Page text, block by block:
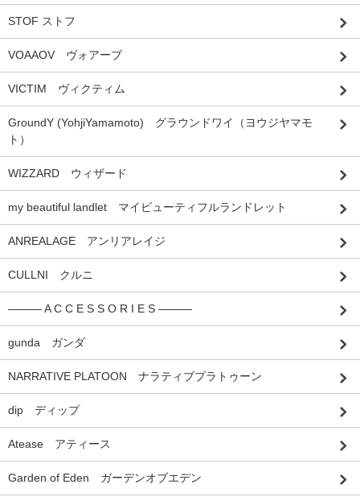
STOF ストフ
VOAAOV ヴォアーブ
VICTIM ヴィクティム
GroundY (YohjiYamamoto) グラウンドワイ（ヨウジヤマモ
ト）
WIZZARD ウィザード
my beautiful landlet マイビューティフルランドレット
ANREALAGE アンリアレイジ
CULLNI クルニ
――― A C C E S S O R I E S ―――
gunda ガンダ
NARRATIVE PLATOON ナラティブプラトゥーン
dip ディップ
Atease アティース
Garden of Eden ガーデンオブエデン